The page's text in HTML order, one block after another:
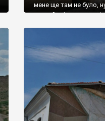
мене ще там не було,
принаймні до цього